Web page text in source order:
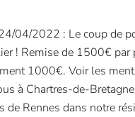
04/2022 : Le coup de
! Remise de 1500€ par
1000€. Voir les
à Chartres-de-
de Rennes dans notre